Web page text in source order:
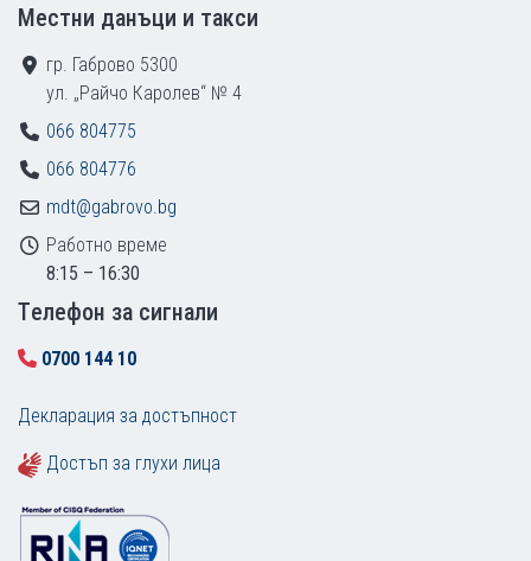
Местни данъци и такси
гр. Габрово 5300
ул. „Райчо Каролев“ № 4
066 804775
066 804776
mdt@gabrovo.bg
Работно време
8:15 – 16:30
Tелефон за сигнали
0700 144 10
Декларация за достъпност
Достъп за глухи лица